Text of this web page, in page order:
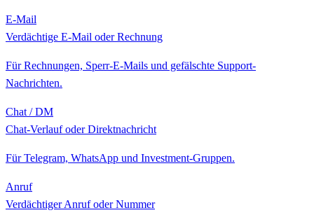
E-Mail
Verdächtige E-Mail oder Rechnung
Für Rechnungen, Sperr-E-Mails und gefälschte Support-
Nachrichten.
Chat / DM
Chat-Verlauf oder Direktnachricht
Für Telegram, WhatsApp und Investment-Gruppen.
Anruf
Verdächtiger Anruf oder Nummer